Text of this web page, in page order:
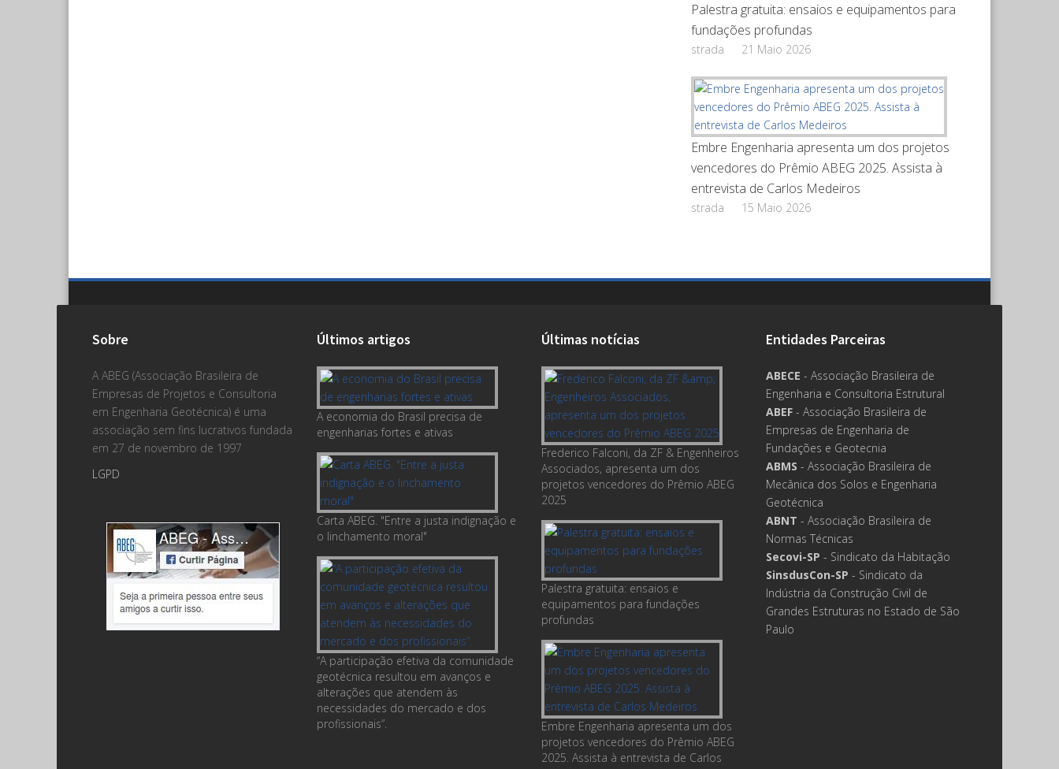
Palestra gratuita: ensaios e equipamentos para
fundações profundas
strada 21 Maio 2026
Embre Engenharia apresenta um dos projetos
vencedores do Prêmio ABEG 2025. Assista à
entrevista de Carlos Medeiros
strada 15 Maio 2026
Sobre
A ABEG (Associação Brasileira de
Empresas de Projetos e Consultoria
em Engenharia Geotécnica) é uma
associação sem fins lucrativos fundada
em 27 de novembro de 1997
LGPD
Últimos artigos
A economia do Brasil precisa de
engenharias fortes e ativas
Carta ABEG. "Entre a justa indignação e
o linchamento moral"
“A participação efetiva da comunidade
geotécnica resultou em avanços e
alterações que atendem às
necessidades do mercado e dos
profissionais”.
Últimas notícias
Frederico Falconi, da ZF & Engenheiros
Associados, apresenta um dos
projetos vencedores do Prêmio ABEG
2025
Palestra gratuita: ensaios e
equipamentos para fundações
profundas
Embre Engenharia apresenta um dos
projetos vencedores do Prêmio ABEG
2025. Assista à entrevista de Carlos
Entidades Parceiras
ABECE - Associação Brasileira de
Engenharia e Consultoria Estrutural
ABEF - Associação Brasileira de
Empresas de Engenharia de
Fundações e Geotecnia
ABMS - Associação Brasileira de
Mecânica dos Solos e Engenharia
Geotécnica
ABNT - Associação Brasileira de
Normas Técnicas
Secovi-SP - Sindicato da Habitação
SinsdusCon-SP - Sindicato da
Indústria da Construção Civil de
Grandes Estruturas no Estado de São
Paulo